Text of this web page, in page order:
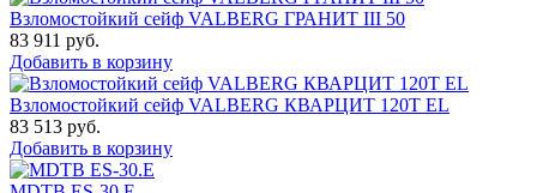
Взломостойкий сейф VALBERG ГРАНИТ III 50
83 911 руб.
Добавить в корзину
Взломостойкий сейф VALBERG КВАРЦИТ 120Т EL
83 513 руб.
Добавить в корзину